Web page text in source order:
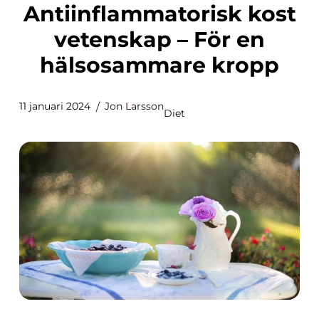
Antiinflammatorisk kost
vetenskap – För en
hälsosammare kropp
11 januari 2024 Jon Larsson
Diet